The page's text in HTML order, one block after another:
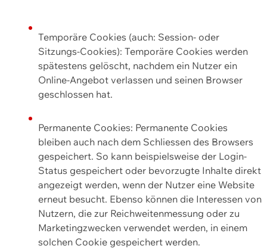
Temporäre Cookies (auch: Session- oder
Sitzungs-Cookies): Temporäre Cookies werden
spätestens gelöscht, nachdem ein Nutzer ein
Online-Angebot verlassen und seinen Browser
geschlossen hat.
Permanente Cookies: Permanente Cookies
bleiben auch nach dem Schliessen des Browsers
gespeichert. So kann beispielsweise der Login-
Status gespeichert oder bevorzugte Inhalte direkt
angezeigt werden, wenn der Nutzer eine Website
erneut besucht. Ebenso können die Interessen von
Nutzern, die zur Reichweitenmessung oder zu
Marketingzwecken verwendet werden, in einem
solchen Cookie gespeichert werden.